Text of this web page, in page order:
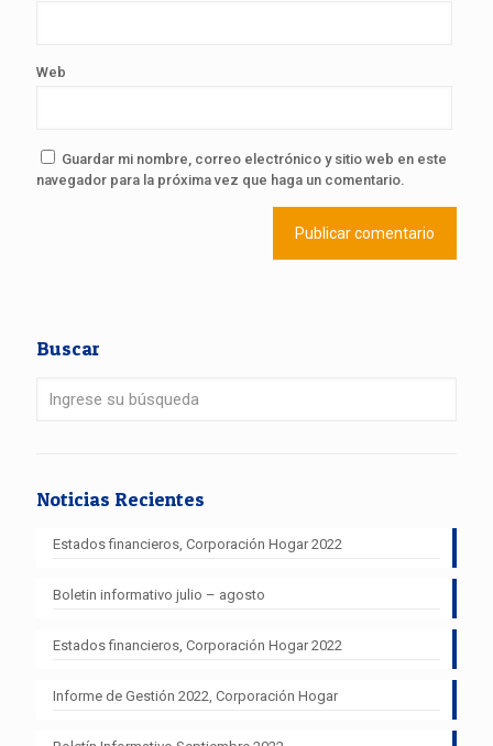
Web
Guardar mi nombre, correo electrónico y sitio web en este
navegador para la próxima vez que haga un comentario.
Buscar
Noticias Recientes
Estados financieros, Corporación Hogar 2022
Boletin informativo julio – agosto
Estados financieros, Corporación Hogar 2022
Informe de Gestión 2022, Corporación Hogar